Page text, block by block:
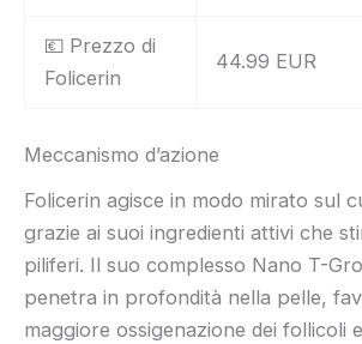
💶 Prezzo di
Folicerin
44.99 EUR
Meccanismo d’azione
Folicerin agisce in modo mirato sul
grazie ai suoi ingredienti attivi che
piliferi. Il suo complesso Nano T-
penetra in profondità nella pelle,
maggiore ossigenazione dei follicoli